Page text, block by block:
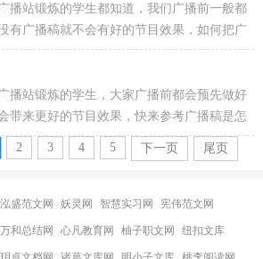
播站锻炼的学生都知道，我们广播前一般都
有广播稿就不会有好的节目效果，如何把广
下是小编为大家整理的期末复...
播站锻炼的学生，大家广播前都会预先做好
带来更好的节目效果，快来参考广播稿是怎
理的校园之声的广播稿，希望能...
2 3 4 5 下一页 尾页
泓盛范文网 妖灵网 智慧实习网 宪伟范文网
万和总结网 心凡教育网 柚子职文网 纽扣文库